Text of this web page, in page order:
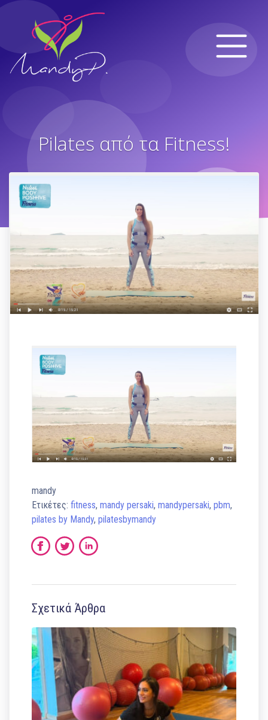
Pilates από τα Fitness!
mandy
Ετικέτες:fitness,mandy persaki,mandypersaki,pbm,
pilates by Mandy,pilatesbymandy
Σχετικά Άρθρα